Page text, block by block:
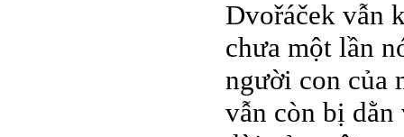
Dvořáček vẫn
chưa một lần
người con của
vẫn còn bị